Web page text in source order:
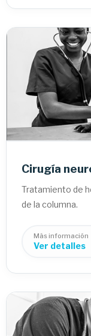
Esterilización
Resección
Cirugía
Cirugía
Tratamiento de
de la columna.
Más información
Ver detalles
Hernia discal: